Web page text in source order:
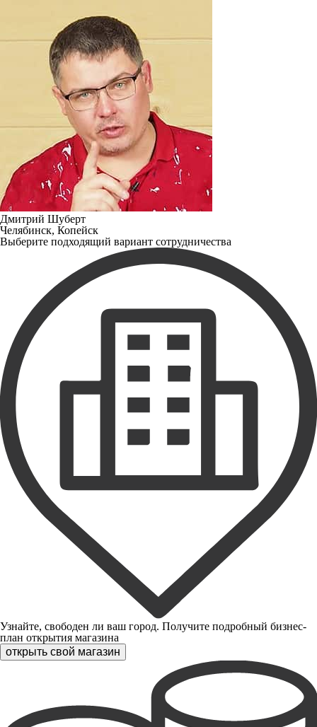
Дмитрий Шуберт
Челябинск, Копейск
Выберите подходящий вариант сотрудничества
Узнайте, свободен ли ваш город. Получите подробный бизнес-
план открытия магазина
открыть свой магазин